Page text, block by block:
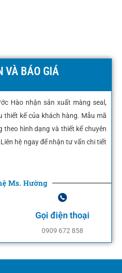
VÀ BÁO GIÁ
Hào nhận sản xuất màng seal,
thiết kế của khách hàng. Mẫu mã
theo hình dạng và thiết kế chuyên
hệ ngay để nhận tư vấn chi tiết
Ms. Hường
Gọi điện thoại
0909 672 858